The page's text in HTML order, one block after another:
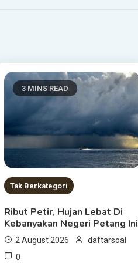
3 MINS READ
Tak Berkategori
Ribut Petir, Hujan Lebat Di
Kebanyakan Negeri Petang Ini
2 August 2026 daftarsoal
0